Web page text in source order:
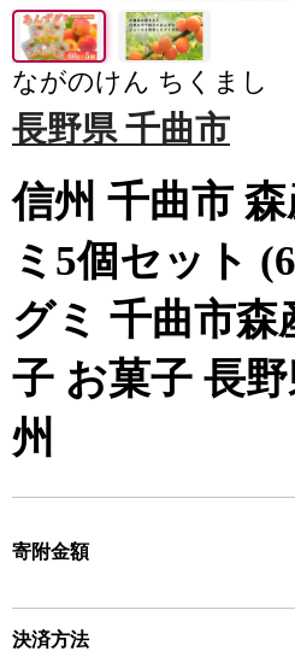
ながのけん ちくまし
長野県 千曲市
信州 千曲市
ミ5個セット
グミ 千曲市森
子 お菓子 長
州
寄附金額
決済方法